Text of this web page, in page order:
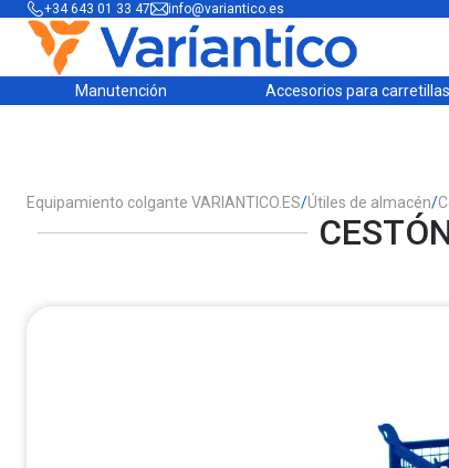
+34 643 01 33 47 info@variantico.es
Manutención Accesorios para carretillas
Equipamiento colgante VARIANTICO.ES/Útiles de almacén/